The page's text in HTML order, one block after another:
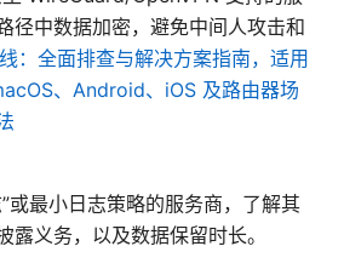
径中数据加密，避免中间人攻击和
：全面排查与解决方案指南，适用
、Android、iOS 及路由器场
或最小日志策略的服务商，了解其
露义务，以及数据保留时长。